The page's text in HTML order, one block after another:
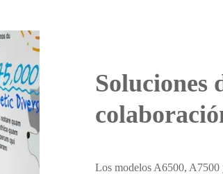
Soluciones
Los modelos A6500, A7500